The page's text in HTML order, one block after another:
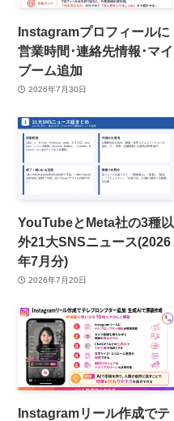
Instagramプロフィールに
営業時間･連絡先情報･マイ
ブーム追加
2026年7月30日
YouTubeとMeta社の3種以
外21大SNSニュース(2026
年7月分)
2026年7月20日
Instagramリール作成でテ